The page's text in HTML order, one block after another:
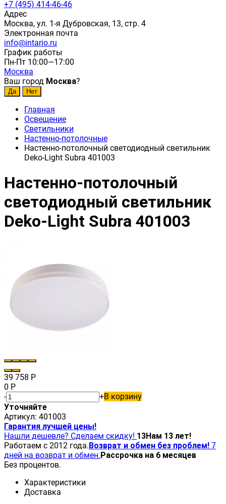
+7 (495) 414-46-46
Адрес
Москва, ул. 1-я Дубровская, 13, стр. 4
Электронная почта
info@intario.ru
График работы
Пн-Пт 10:00—17:00
Москва
Ваш город Москва?
Главная
Освещение
Светильники
Настенно-потолочные
Настенно-потолочный светодиодный светильник
Deko-Light Subra 401003
Настенно-потолочный
светодиодный светильник
Deko-Light Subra 401003
39 758 Р
0 Р
-
+В корзину
Уточняйте
Артикул: 401003
Гарантия лучшей цены!
Нашли дешевле? Сделаем скидку! 13Нам 13 лет!
Работаем с 2012 года.Возврат и обмен без проблем! 7
дней на возврат и обмен.Рассрочка на 6 месяцев
Без процентов.
Характеристики
Доставка